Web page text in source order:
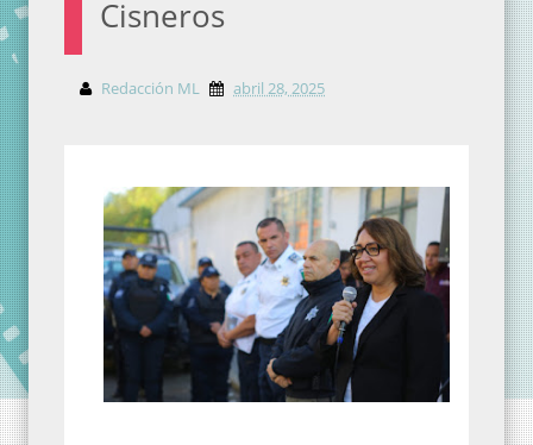
Cisneros
Redacción ML abril 28, 2025